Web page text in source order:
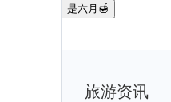
是六月🍯
旅游资讯